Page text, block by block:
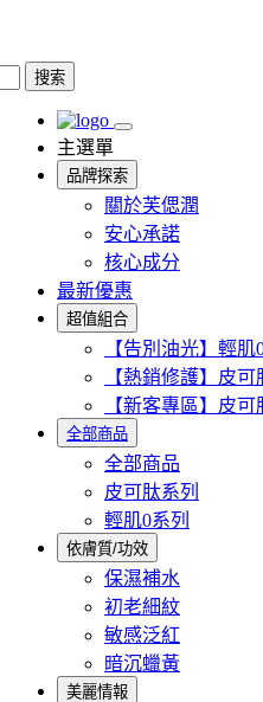
搜索
主選單
品牌探索
關於芙偲潤
安心承諾
核心成分
最新優惠
超值組合
【告別油光】輕
【熱銷修護】皮
【新客專區】皮
全部商品
全部商品
皮可肽系列
輕肌0系列
依膚質/功效
保濕補水
初老細紋
敏感泛紅
暗沉蠟黃
美麗情報